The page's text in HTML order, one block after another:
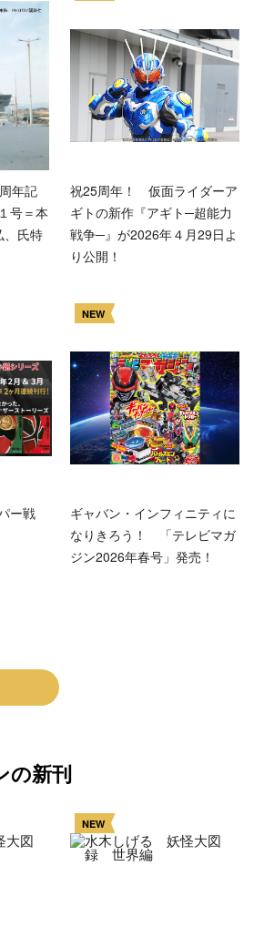
年記
号＝本
、氏特
祝25周年！ 仮面ライダーア
ギトの新作『アギト─超能力
戦争─』が2026年４月29日よ
り公開！
ー戦
NEW
ギャバン・インフィニティに
なりきろう！ 「テレビマガ
ジン2026年春号」発売！
の新刊
NEW